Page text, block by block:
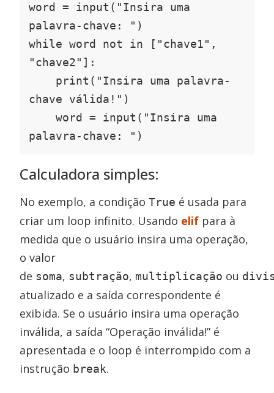
word = input("Insira uma
palavra-chave: ")
while word not in ["chave1",
"chave2"]:
chave válida!")
    word = input("Insira uma
palavra-chave: ")
Calculadora simples:
No exemplo, a condiçãoTrue é usada para
criar um loop infinito. Usando elif para à
medida que o usuário insira uma operação,
o valor
de soma, subtração, multiplicação ou
atualizado e a saída correspondente é
exibida. Se o usuário insira uma operação
inválida, a saída “Operação inválida!” é
apresentada e o loop é interrompido com a
instrução break.